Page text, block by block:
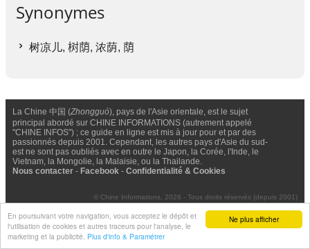
Ne plus afficher
En poursuivant votre navigation, vous acceptez le dépôt et
l'utilisation de cookies et autres traceurs pour l'analyse, le
marketing et la publicité. Plus d'info & Paramétrer
Synonymes
树凉儿, 树荫, 浓荫, 荫
La Chine 中国 (Zhongguó), pays de l'Asie orientale, est le sujet
principal abordé sur CHINE INFORMATIONS (autrement appelé
"CHINE INFOS") ; ce guide en ligne est mis à jour pour et par des
passionnés depuis 2001. Cependant, les autres pays d'Asie du sud-
est ne sont pas oubliés avec en outre le Japon, la Corée, l'Inde, le
Vietnam, la Mongolie, la Malaisie, ou la Thailande.
Nous contacter - Facebook - Confidentialité & Cookies
© Chine Informations, 2026 - Tous droits réservés (depuis 2001)